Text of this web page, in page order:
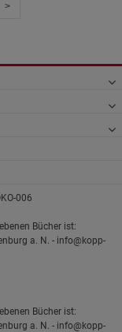
>
006
Bücher ist:
a. N. - info@kopp-
Bücher ist:
a. N. - info@kopp-